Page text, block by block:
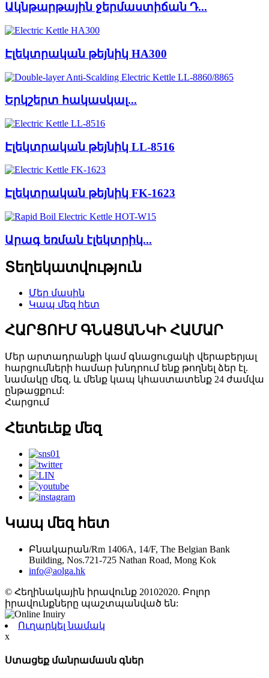
Ակնթարթային ջերմաստիճան Դ...
Էլեկտրական թեյնիկ HA300
Երկշերտ հակասկալ...
Էլեկտրական թեյնիկ LL-8516
Էլեկտրական թեյնիկ FK-1623
Արագ եռման էլեկտրիկ...
Տեղեկատվություն
Մեր մասին
Կապ մեզ հետ
ՀԱՐՑՈՒՄ ԳՆԱՑԱՆԿԻ ՀԱՄԱՐ
Մեր արտադրանքի կամ գնացուցակի վերաբերյալ
հարցումների համար խնդրում ենք թողնել ձեր էլ.
նամակը մեզ, և մենք կապ կհաստատենք 24 ժամվա
ընթացքում:
Հարցում
Հետեւեք մեզ
Կապ մեզ հետ
Բնակարան/Rm 1406A, 14/F, The Belgian Bank
Building, Nos.721-725 Nathan Road, Mong Kok
info@aolga.hk
© Հեղինակային իրավունք 20102020. Բոլոր
իրավունքները պաշտպանված են:
Ուղարկել նամակ
x
Ստացեք մանրամասն գներ